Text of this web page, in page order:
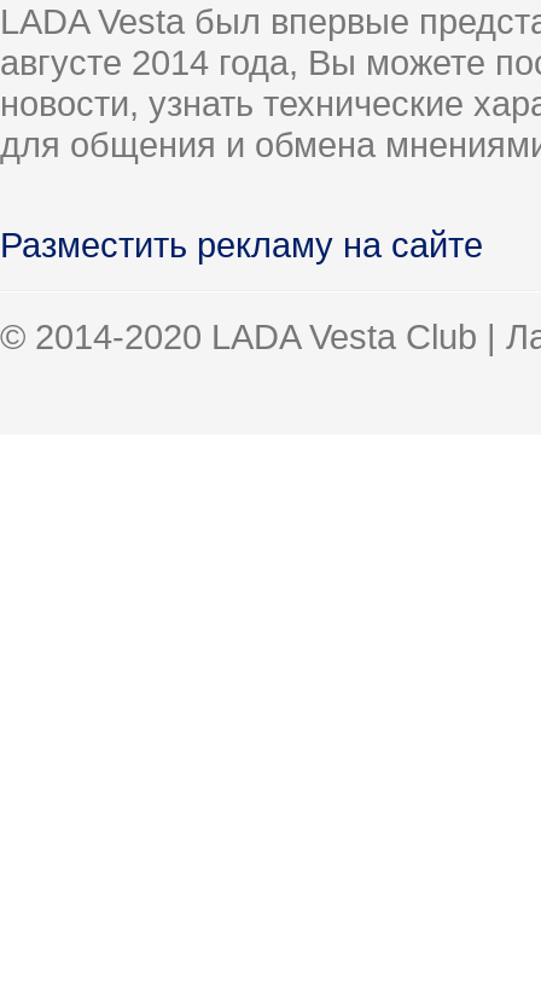
LADA Vesta был впервые
августе 2014 года, Вы можете
новости, узнать технические
для общения и обмена
Разместить рекламу на сайте
© 2014-2020 LADA Vesta Club |